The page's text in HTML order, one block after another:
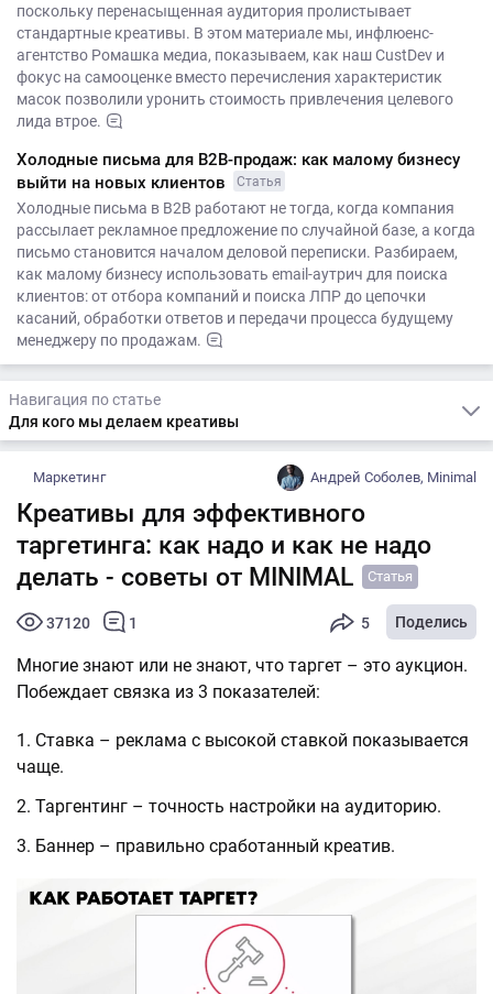
поскольку перенасыщенная аудитория пролистывает
стандартные креативы. В этом материале мы, инфлюенс-
агентство Ромашка медиа, показываем, как наш CustDev и
фокус на самооценке вместо перечисления характеристик
масок позволили уронить стоимость привлечения целевого
лида втрое.
Холодные письма для B2B-продаж: как малому бизнесу
выйти на новых клиентов
Статья
Холодные письма в B2B работают не тогда, когда компания
рассылает рекламное предложение по случайной базе, а когда
письмо становится началом деловой переписки. Разбираем,
как малому бизнесу использовать email-аутрич для поиска
клиентов: от отбора компаний и поиска ЛПР до цепочки
касаний, обработки ответов и передачи процесса будущему
менеджеру по продажам.
Навигация по статье
Для кого мы делаем креативы
Маркетинг Андрей Соболев, Minimal
Креативы для эффективного
таргетинга: как надо и как не надо
делать - советы от MINIMAL
Статья
37120 1 5 Поделись
Многие знают или не знают, что таргет – это аукцион.
Побеждает связка из 3 показателей:
Ставка – реклама с высокой ставкой показывается
чаще.
Таргентинг – точность настройки на аудиторию.
Баннер – правильно сработанный креатив.